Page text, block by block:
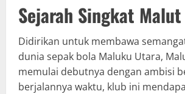
Sejarah Singkat
Didirikan untuk membawa
dunia sepak bola Maluku Utara,
memulai debutnya dengan ambisi
berjalannya waktu, klub ini